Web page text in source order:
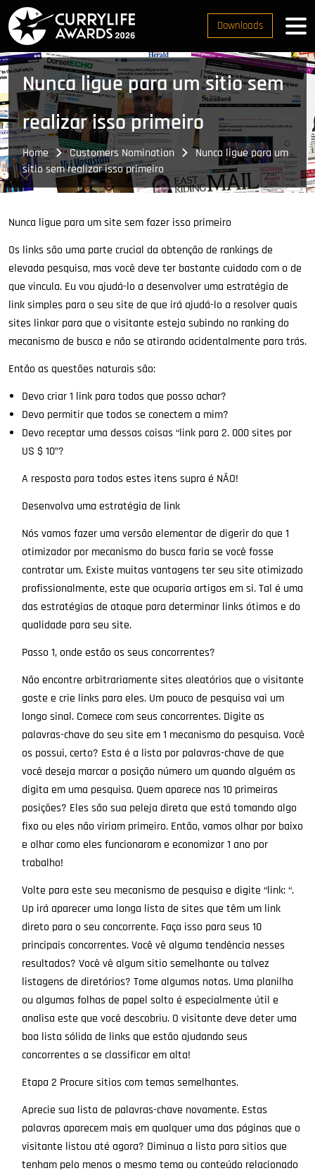
Downloads
Nunca ligue para um sitio sem
realizar isso primeiro
Home Customers Nomination
Nunca ligue para um
sitio sem realizar isso primeiro
Nunca ligue para um site sem fazer isso primeiro
Os links são uma parte crucial da obtenção de rankings de
elevada pesquisa, mas você deve ter bastante cuidado com o de
que vincula. Eu vou ajudá-lo a desenvolver uma estratégia de
link simples para o seu site de que irá ajudá-lo a resolver quais
sites linkar para que o visitante esteja subindo no ranking do
mecanismo de busca e não se atirando acidentalmente para trás.
Então as questões naturais são:
Devo criar 1 link para todos que posso achar?
Devo permitir que todos se conectem a mim?
Devo receptar uma dessas coisas “link para 2. 000 sites por
US $ 10”?
A resposta para todos estes itens supra é NÃO!
Desenvolva uma estratégia de link
Nós vamos fazer uma versão elementar de digerir do que 1
otimizador por mecanismo do busca faria se você fosse
contratar um. Existe muitas vantagens ter seu site otimizado
profissionalmente, este que ocuparia artigos em si. Tal é uma
das estratégias de ataque para determinar links ótimos e do
qualidade para seu site.
Passo 1, onde estão os seus concorrentes?
Não encontre arbitrariamente sites aleatórios que o visitante
goste e crie links para eles. Um pouco de pesquisa vai um
longo sinal. Comece com seus concorrentes. Digite as
palavras-chave do seu site em 1 mecanismo do pesquisa. Você
os possui, certo? Esta é a lista por palavras-chave de que
você deseja marcar a posição número um quando alguém as
digita em uma pesquisa. Quem aparece nas 10 primeiras
posições? Eles são sua peleja direta que está tomando algo
fixo ou eles não viriam primeiro. Então, vamos olhar por baixo
e olhar como eles funcionaram e economizar 1 ano por
trabalho!
Volte para este seu mecanismo de pesquisa e digite “link: “.
Up irá aparecer uma longa lista de sites que têm um link
direto para o seu concorrente. Faça isso para seus 10
principais concorrentes. Você vê alguma tendência nesses
resultados? Você vê algum sitio semelhante ou talvez
listagens de diretórios? Tome algumas notas. Uma planilha
ou algumas folhas de papel solto é especialmente útil e
analisa este que você descobriu. O visitante deve deter uma
boa lista sólida de links que estão ajudando seus
concorrentes a se classificar em alta!
Etapa 2 Procure sitios com temas semelhantes.
Aprecie sua lista de palavras-chave novamente. Estas
palavras aparecem mais em qualquer uma das páginas que o
visitante listou até agora? Diminua a lista para sitios que
tenham pelo menos o mesmo tema ou conteúdo relacionado